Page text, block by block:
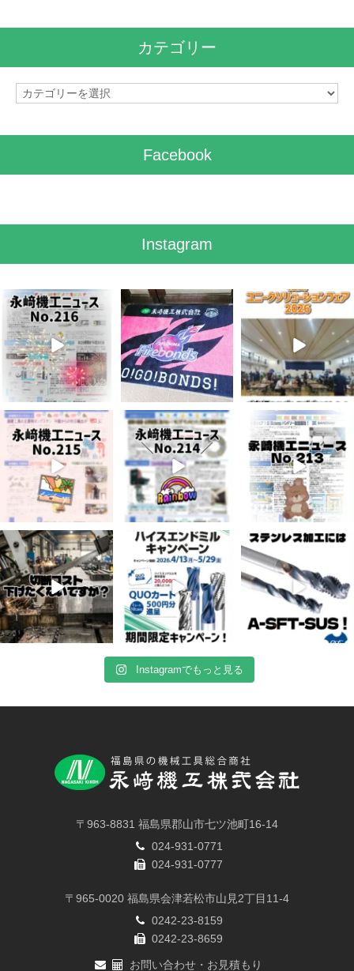
カテゴリー
カ
Facebook
Instagram
8月 7
3 0
7月 28
7 0
7月 27
6
7月 3
5 0
6月 3
8 0
5月 13
5 0
4月 20
10 0
4月 16
10 0
4月 13
Instagramでもっと見る
〒963-8831 福島県郡山市七ツ池町16-14
024-931-0771
024-931-0777
〒965-0020 福島県会津若松市山見2丁目11-4
0242-23-8159
0242-23-8659
お問い合わせ・お見積もり